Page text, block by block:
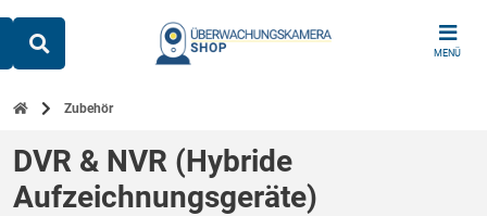
MENÜ
Zubehör
DVR & NVR (Hybride
Aufzeichnungsgeräte)